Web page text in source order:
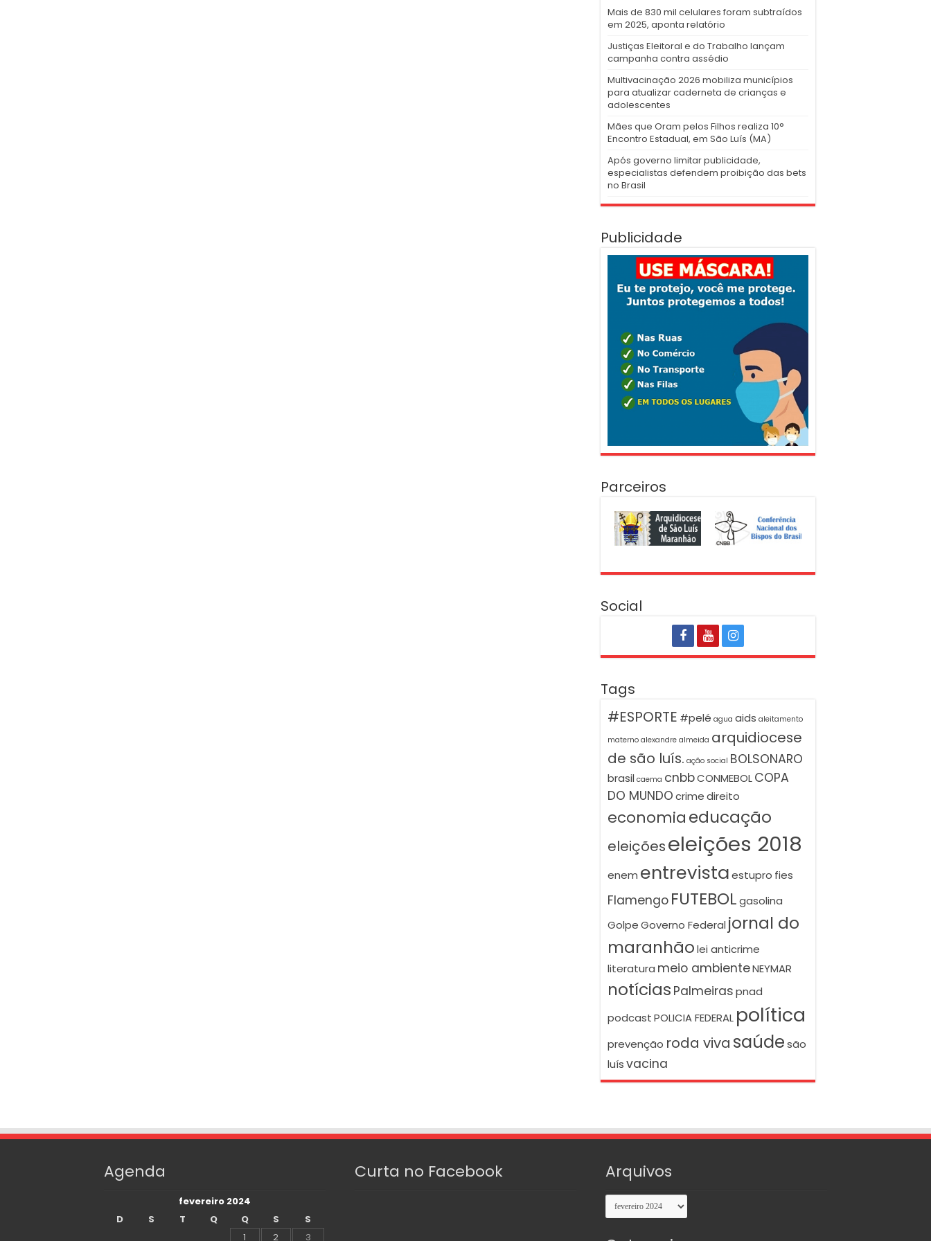
Mais de 830 mil celulares foram subtraídos
em 2025, aponta relatório
Justiças Eleitoral e do Trabalho lançam
campanha contra assédio
Multivacinação 2026 mobiliza municípios
para atualizar caderneta de crianças e
adolescentes
Mães que Oram pelos Filhos realiza 10°
Encontro Estadual, em São Luís (MA)
Após governo limitar publicidade,
especialistas defendem proibição das bets
no Brasil
Publicidade
Parceiros
Social
Tags
#ESPORTE #pelé agua aids aleitamento
materno alexandre almeida arquidiocese
de são luís. ação social BOLSONARO
brasil caema cnbbCONMEBOLCOPA
DO MUNDOcrimedireito
economiaeducação
eleiçõeseleições 2018
enem entrevistaestupro fies
Flamengo FUTEBOLgasolina
GolpeGoverno Federal jornal do
maranhãolei anticrime
literatura meio ambienteNEYMAR
notícias Palmeiraspnad
podcastPOLICIA FEDERAL política
prevenção roda viva saúdesão
luísvacina
Agenda
fevereiro 2024
D
S T Q Q S
S
1
2 3
Curta no Facebook Arquivos
Arquivos